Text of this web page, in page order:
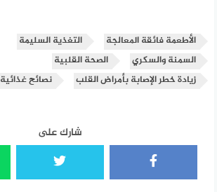
الأطعمة فائقة المعالجة
التغذية السليمة
السمنة والسكري
الصحة القلبية
زيادة خطر الإصابة بأمراض القلب
نصائح غذائية
شارك على